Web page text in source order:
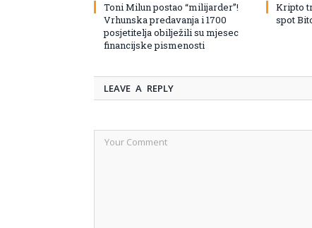
Toni Milun postao “milijarder”!
Vrhunska predavanja i 1700
posjetitelja obilježili su mjesec
financijske pismenosti
Kripto
spot
LEAVE A REPLY